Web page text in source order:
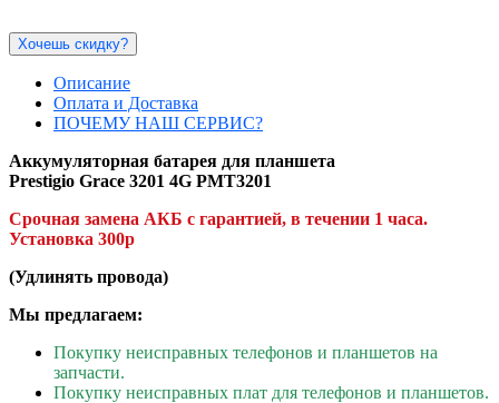
Хочешь скидку?
Описание
Оплата и Доставка
ПОЧЕМУ НАШ СЕРВИС?
Аккумуляторная батарея для планшета
Prestigio Grace 3201 4G PMT3201
Срочная замена АКБ с гарантией, в течении 1 часа.
Установка 300р
(Удлинять провода)
Мы предлагаем:
Покупку неисправных телефонов и планшетов на
запчасти.
Покупку неисправных плат для телефонов и планшетов.